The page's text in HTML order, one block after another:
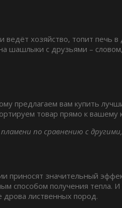
хозяйство, топит
шашлыки с друзьями –
предлагаем вам купить
товар прямо к вашему
по сравнению с
приносят значительный
способом получения
лиственных пород.